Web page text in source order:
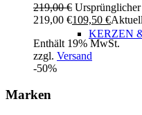
KERZEN
219,00€
219,00 €109,50 €
Enthält 19% MwSt.
zzgl. Versand
-50%
Marken